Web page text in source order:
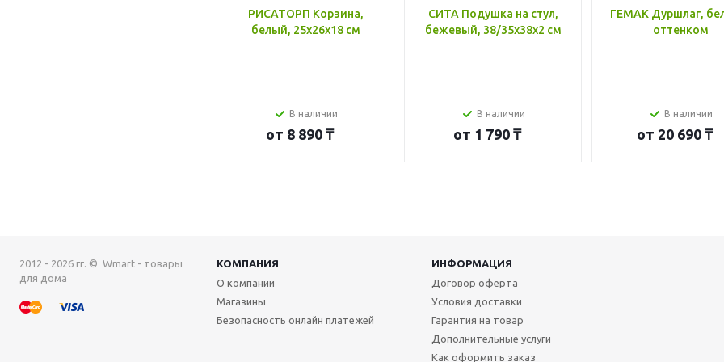
РИСАТОРП Корзина,
белый, 25x26x18 см
В наличии
от 8 890 ₸
СИТА Подушка на стул,
бежевый, 38/35x38x2 см
В наличии
от 1 790 ₸
ГЕМАК Дуршлаг,
оттенком
В наличии
от 20 690 ₸
2012 - 2026 гг. © Wmart - товары
для дома
КОМПАНИЯ
ИНФОРМАЦИЯ
О компании
Магазины
Безопасность онлайн платежей
Договор оферта
Условия доставки
Гарантия на товар
Дополнительные услуги
Как оформить заказ